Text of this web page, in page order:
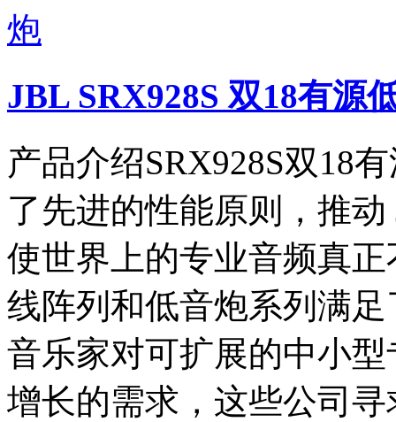
JBL SRX928S 双18有源
产品介绍SRX928S双18
了先进的性能原则，推
使世界上的专业音频真
线阵列和低音炮系列满
音乐家对可扩展的中小
增长的需求，这些公司